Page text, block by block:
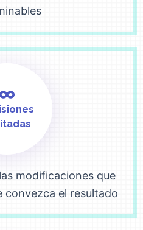
modificaciones que
convezca el resultado